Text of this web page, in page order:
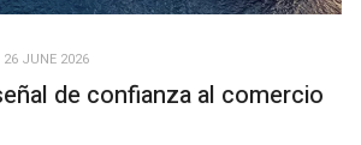
26 JUNE 2026
de confianza al comercio